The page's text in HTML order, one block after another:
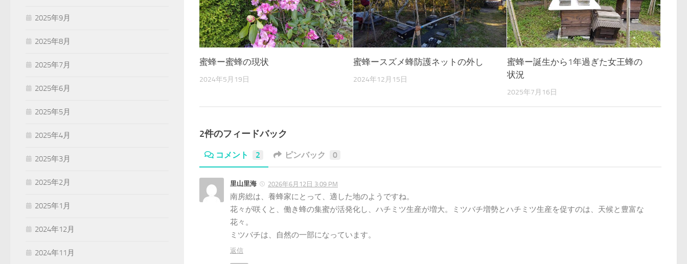
蜜蜂ー蜜蜂の現状
2024年5月19日
蜜蜂ースズメ蜂防護ネットの外し
2024年12月15日
蜜蜂ー誕生から1年過ぎた女王蜂の
状況
2025年7月16日
2件のフィードバック
コメント 2 ピンバック 0
里山里海 2026年6月12日 3:09 PM
南房総は、養蜂家にとって、適した地のようですね。
花々が咲くと、働き蜂の集蜜が活発化し、ハチミツ生産が増大。ミツバチ増勢とハチミツ生産を促すのは、天候と豊富な
花々。
ミツバチは、自然の一部になっています。
返信
2025年9月
2025年8月
2025年7月
2025年6月
2025年5月
2025年4月
2025年3月
2025年2月
2025年1月
2024年12月
2024年11月